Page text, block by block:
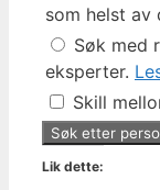
som helst av
Søk med
eksperter.
Skill
Lik dette: